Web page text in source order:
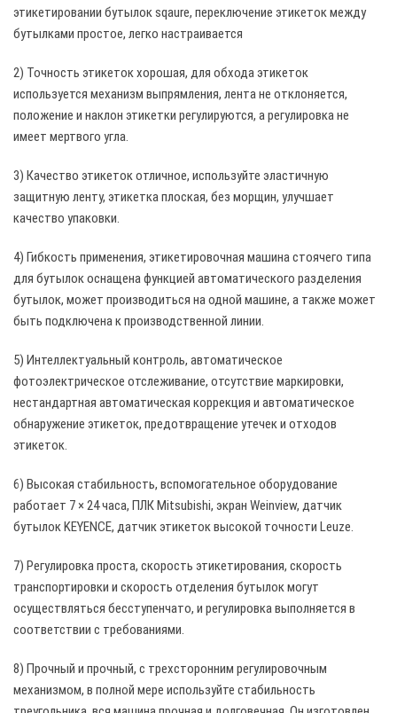
этикетировании бутылок sqaure, переключение этикеток между
бутылками простое, легко настраивается
2) Точность этикеток хорошая, для обхода этикеток
используется механизм выпрямления, лента не отклоняется,
положение и наклон этикетки регулируются, а регулировка не
имеет мертвого угла.
3) Качество этикеток отличное, используйте эластичную
защитную ленту, этикетка плоская, без морщин, улучшает
качество упаковки.
4) Гибкость применения, этикетировочная машина стоячего типа
для бутылок оснащена функцией автоматического разделения
бутылок, может производиться на одной машине, а также может
быть подключена к производственной линии.
5) Интеллектуальный контроль, автоматическое
фотоэлектрическое отслеживание, отсутствие маркировки,
нестандартная автоматическая коррекция и автоматическое
обнаружение этикеток, предотвращение утечек и отходов
этикеток.
6) Высокая стабильность, вспомогательное оборудование
работает 7 × 24 часа, ПЛК Mitsubishi, экран Weinview, датчик
бутылок KEYENCE, датчик этикеток высокой точности Leuze.
7) Регулировка проста, скорость этикетирования, скорость
транспортировки и скорость отделения бутылок могут
осуществляться бесступенчато, и регулировка выполняется в
соответствии с требованиями.
8) Прочный и прочный, с трехсторонним регулировочным
механизмом, в полной мере используйте стабильность